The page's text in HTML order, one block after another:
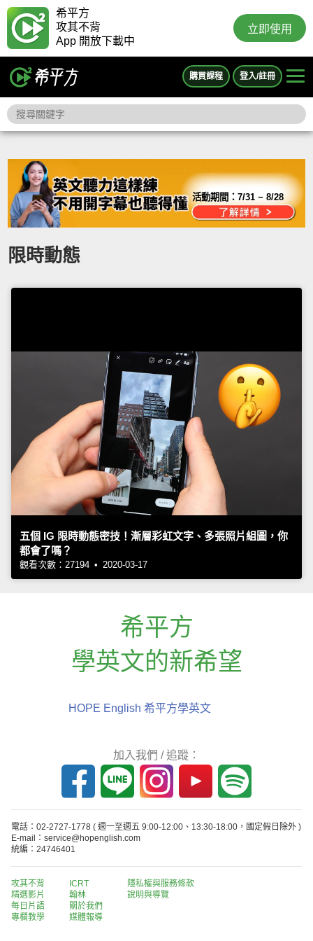
希平方
攻其不背
App 開放下載中
立即使用
購買課程 登入/註冊
活動期間：7/31 ~ 8/28
限時動態
五個 IG 限時動態密技！漸層彩虹文字、多張照片組圖，你
都會了嗎？
觀看次數：27194 • 2020-03-17
希平方
學英文的新希望
HOPE English 希平方學英文
加入我們 / 追蹤：
電話：02-2727-1778 ( 週一至週五 9:00-12:00、13:30-18:00，國定假日除外 )
E-mail：service@hopenglish.com
統編：24746401
攻其不背
精選影片
每日片語
專欄教學
ICRT
翰林
關於我們
媒體報導
隱私權與服務條款
說明與導覽